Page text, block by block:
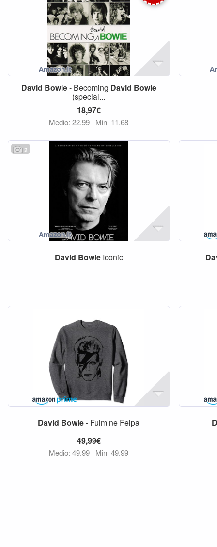
David Bowie- Becoming David Bowie
(special...
18,97€
Medio: 22,99 Min: 11,68
2
David BowieIconic
David Bowie- Fulmine Felpa
49,99€
Medio: 49,99 Min: 49,99